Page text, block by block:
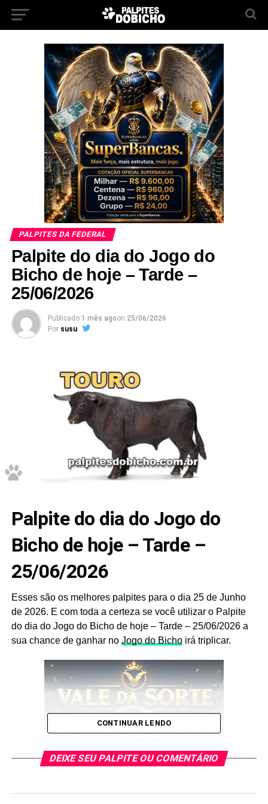
PALPITES DA FEDERAL
Palpite do dia do Jogo do
Bicho de hoje – Tarde –
25/06/2026
Publicado 1 mês agoon 25/06/2026
Por susu
Palpite do dia do Jogo do
Bicho de hoje – Tarde –
25/06/2026
Esses são os melhores palpites para o dia 25 de Junho
de 2026. E com toda a certeza se você utilizar o Palpite
do dia do Jogo do Bicho de hoje – Tarde – 25/06/2026 a
sua chance de ganhar no Jogo do Bichoirá triplicar.
CONTINUAR LENDO
DEIXE SEU PALPITE OU COMENTÁRIO